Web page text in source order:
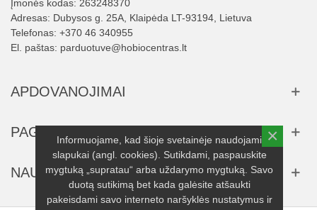
Įmonės kodas: 263248370
Adresas: Dubysos g. 25A, Klaipėda LT-93194, Lietuva
Telefonas: +370 46 340955
El. paštas: parduotuve@hobiocentras.lt
APDOVANOJIMAI
PAGALBA
NAUJIENLAIŠKIS
Informuojame, kad šioje svetainėje naudojami
slapukai (angl. cookies). Sutikdami, paspauskite
mygtuką „supratau“ arba uždarymo mygtuką. Savo
duotą sutikimą bet kada galėsite atšaukti
pakeisdami savo interneto naršyklės nustatymus ir
×